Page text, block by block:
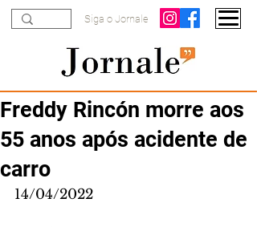
Siga o Jornale
Freddy Rincón morre aos
55 anos após acidente de
carro
14/04/2022